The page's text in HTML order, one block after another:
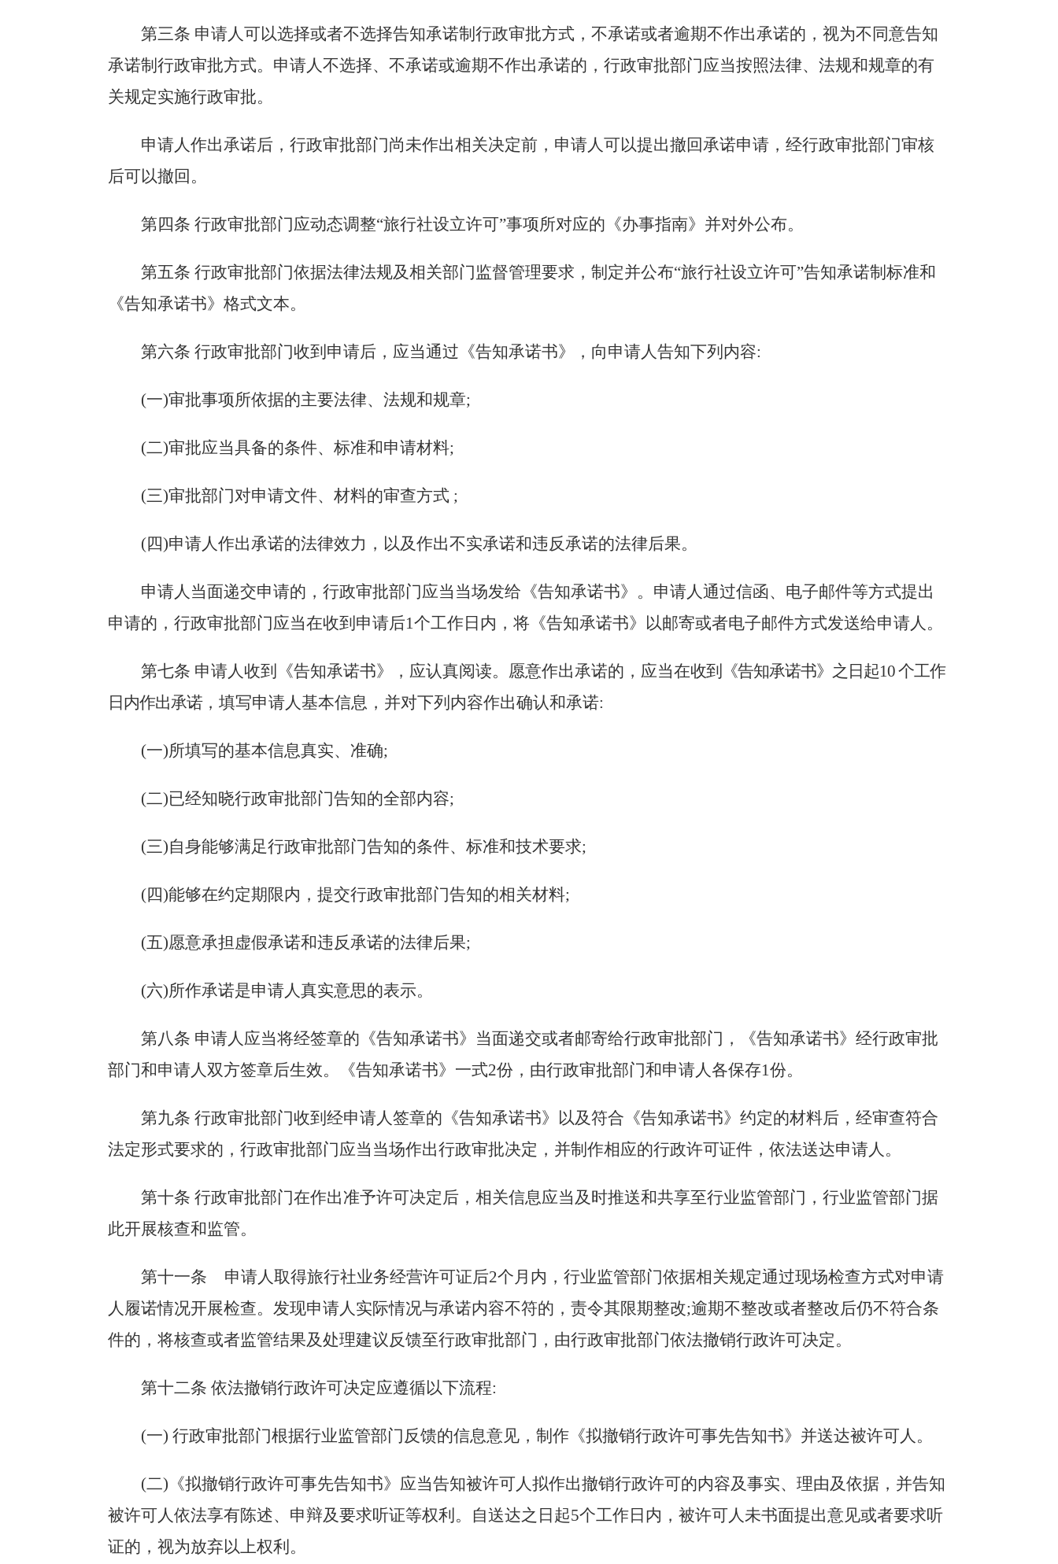
第三条 申请人可以选择或者不选择告知承诺制行政审批方式，不承诺或者逾期不作出承诺的，视为不同意告知
承诺制行政审批方式。申请人不选择、不承诺或逾期不作出承诺的，行政审批部门应当按照法律、法规和规章的有
关规定实施行政审批。
申请人作出承诺后，行政审批部门尚未作出相关决定前，申请人可以提出撤回承诺申请，经行政审批部门审核
后可以撤回。
第四条 行政审批部门应动态调整“旅行社设立许可”事项所对应的《办事指南》并对外公布。
第五条 行政审批部门依据法律法规及相关部门监督管理要求，制定并公布“旅行社设立许可”告知承诺制标准和
《告知承诺书》格式文本。
第六条 行政审批部门收到申请后，应当通过《告知承诺书》，向申请人告知下列内容:
(一)审批事项所依据的主要法律、法规和规章;
(二)审批应当具备的条件、标准和申请材料;
(三)审批部门对申请文件、材料的审查方式 ;
(四)申请人作出承诺的法律效力，以及作出不实承诺和违反承诺的法律后果。
申请人当面递交申请的，行政审批部门应当当场发给《告知承诺书》。申请人通过信函、电子邮件等方式提出
申请的，行政审批部门应当在收到申请后1个工作日内，将《告知承诺书》以邮寄或者电子邮件方式发送给申请人。
第七条 申请人收到《告知承诺书》，应认真阅读。愿意作出承诺的，应当在收到《告知承诺书》之日起10 个工作
日内作出承诺，填写申请人基本信息，并对下列内容作出确认和承诺:
(一)所填写的基本信息真实、准确;
(二)已经知晓行政审批部门告知的全部内容;
(三)自身能够满足行政审批部门告知的条件、标准和技术要求;
(四)能够在约定期限内，提交行政审批部门告知的相关材料;
(五)愿意承担虚假承诺和违反承诺的法律后果;
(六)所作承诺是申请人真实意思的表示。
第八条 申请人应当将经签章的《告知承诺书》当面递交或者邮寄给行政审批部门，《告知承诺书》经行政审批
部门和申请人双方签章后生效。《告知承诺书》一式2份，由行政审批部门和申请人各保存1份。
第九条 行政审批部门收到经申请人签章的《告知承诺书》以及符合《告知承诺书》约定的材料后，经审查符合
法定形式要求的，行政审批部门应当当场作出行政审批决定，并制作相应的行政许可证件，依法送达申请人。
第十条 行政审批部门在作出准予许可决定后，相关信息应当及时推送和共享至行业监管部门，行业监管部门据
此开展核查和监管。
第十一条 申请人取得旅行社业务经营许可证后2个月内，行业监管部门依据相关规定通过现场检查方式对申请
人履诺情况开展检查。发现申请人实际情况与承诺内容不符的，责令其限期整改;逾期不整改或者整改后仍不符合条
件的，将核查或者监管结果及处理建议反馈至行政审批部门，由行政审批部门依法撤销行政许可决定。
第十二条 依法撤销行政许可决定应遵循以下流程:
(一) 行政审批部门根据行业监管部门反馈的信息意见，制作《拟撤销行政许可事先告知书》并送达被许可人。
(二)《拟撤销行政许可事先告知书》应当告知被许可人拟作出撤销行政许可的内容及事实、理由及依据，并告知
被许可人依法享有陈述、申辩及要求听证等权利。自送达之日起5个工作日内，被许可人未书面提出意见或者要求听
证的，视为放弃以上权利。